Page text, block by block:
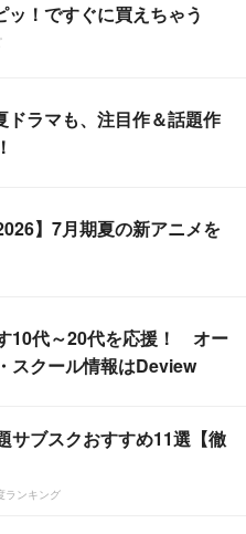
ッ！ですぐに買えちゃう
ドラマも、注目作＆話題作
】7月期夏の新アニメを
10代～20代を応援！ オー
スクール情報はDeview
サブスクおすすめ11選【徹
ランキング